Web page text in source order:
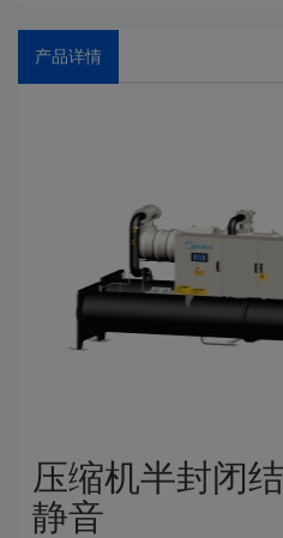
产品详情
压缩机半封闭
静音